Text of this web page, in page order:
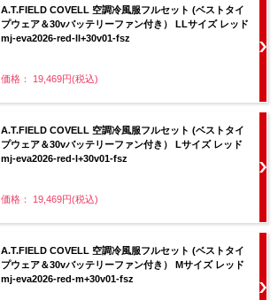
A.T.FIELD COVELL 空調冷風服フルセット (ベストタイ
プウェア＆30vバッテリーファン付き） LLサイズ レッド
mj-eva2026-red-ll+30v01-fsz
価格： 19,469円(税込)
A.T.FIELD COVELL 空調冷風服フルセット (ベストタイ
プウェア＆30vバッテリーファン付き） Lサイズ レッド
mj-eva2026-red-l+30v01-fsz
価格： 19,469円(税込)
A.T.FIELD COVELL 空調冷風服フルセット (ベストタイ
プウェア＆30vバッテリーファン付き） Mサイズ レッド
mj-eva2026-red-m+30v01-fsz